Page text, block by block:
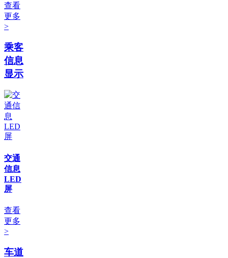
查看
更多
>
乘客
信息
显示
交通
信息
LED
屏
查看
更多
>
车道